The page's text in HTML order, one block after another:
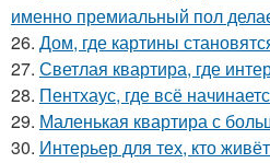
именно премиальный пол
26. Дом, где картины
27. Светлая квартира, где
28. Пентхаус, где всё
29. Маленькая квартира с
30. Интерьер для тех, кто